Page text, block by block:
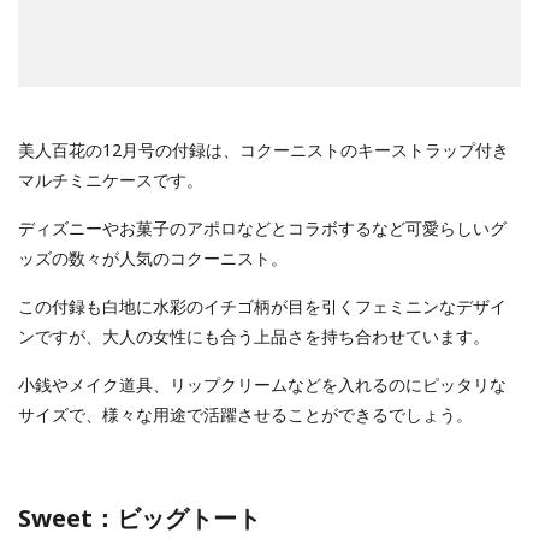
美人百花の12月号の付録は、コクーニストのキーストラップ付き
マルチミニケースです。
ディズニーやお菓子のアポロなどとコラボするなど可愛らしいグ
ッズの数々が人気のコクーニスト。
この付録も白地に水彩のイチゴ柄が目を引くフェミニンなデザイ
ンですが、大人の女性にも合う上品さを持ち合わせています。
小銭やメイク道具、リップクリームなどを入れるのにピッタリな
サイズで、様々な用途で活躍させることができるでしょう。
Sweet：ビッグトート